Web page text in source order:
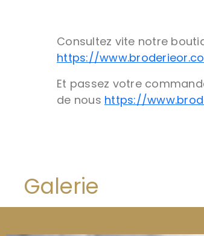
Consultez vite notre
https://
Et passez votre
de nous https://
Galerie